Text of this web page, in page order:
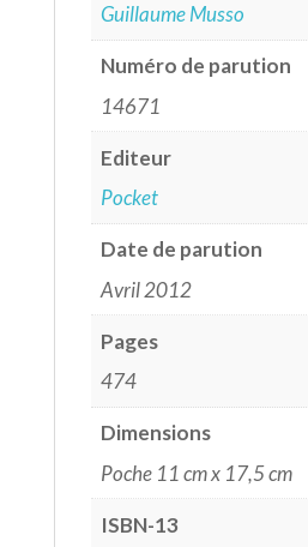
Guillaume Musso
Numéro de parution
14671
Editeur
Pocket
Date de parution
Avril 2012
Pages
474
Dimensions
Poche 11 cm x 17,5 cm
ISBN-13